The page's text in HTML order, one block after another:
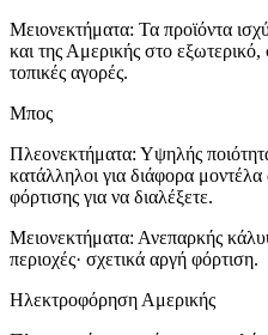
Μειονεκτήματα: Τα προϊόντα
και της Αμερικής στο εξωτερικό,
τοπικές αγορές.
Μπος
Πλεονεκτήματα: Υψηλής
κατάλληλοι για διάφορα
φόρτισης για να διαλέξετε.
Μειονεκτήματα: Ανεπαρκής
περιοχές· σχετικά αργή φόρτιση.
Ηλεκτροφόρηση Αμερικής